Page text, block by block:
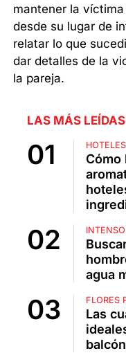
mantener la
desde su lugar de
relatar lo que
dar detalles de la
la pareja.
LAS MÁS LEÍDAS
HOTELES
Cómo
agua
FLORES
Las
balcón